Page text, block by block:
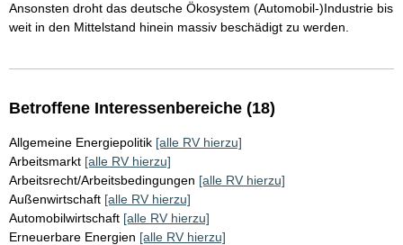
Ansonsten droht das deutsche Ökosystem (Automobil-)Industrie bis
weit in den Mittelstand hinein massiv beschädigt zu werden.
Betroffene Interessenbereiche (18)
Allgemeine Energiepolitik [alle RV hierzu]
Arbeitsmarkt [alle RV hierzu]
Arbeitsrecht/Arbeitsbedingungen [alle RV hierzu]
Außenwirtschaft [alle RV hierzu]
Automobilwirtschaft [alle RV hierzu]
Erneuerbare Energien [alle RV hierzu]